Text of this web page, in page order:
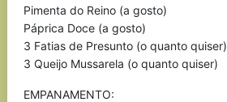
Pimenta do Reino (a gosto)
Páprica Doce (a gosto)
3 Fatias de Presunto (o quanto quiser)
3 Queijo Mussarela (o quanto quiser)
EMPANAMENTO: